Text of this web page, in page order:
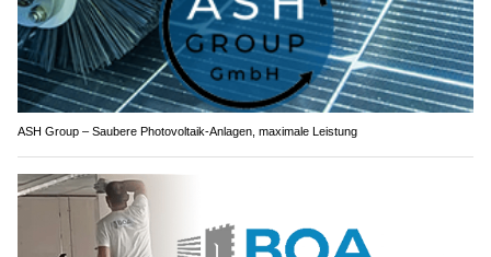
ASH Group – Saubere Photovoltaik-Anlagen, maximale Leistung